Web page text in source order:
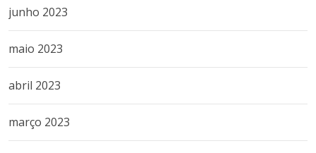
junho 2023
maio 2023
abril 2023
março 2023